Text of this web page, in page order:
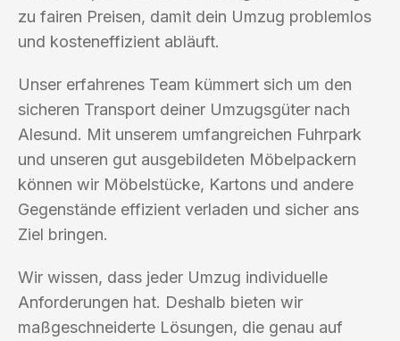
zu fairen Preisen, damit dein Umzug problemlos
und kosteneffizient abläuft.
Unser erfahrenes Team kümmert sich um den
sicheren Transport deiner Umzugsgüter nach
Alesund. Mit unserem umfangreichen Fuhrpark
und unseren gut ausgebildeten Möbelpackern
können wir Möbelstücke, Kartons und andere
Gegenstände effizient verladen und sicher ans
Ziel bringen.
Wir wissen, dass jeder Umzug individuelle
Anforderungen hat. Deshalb bieten wir
maßgeschneiderte Lösungen, die genau auf